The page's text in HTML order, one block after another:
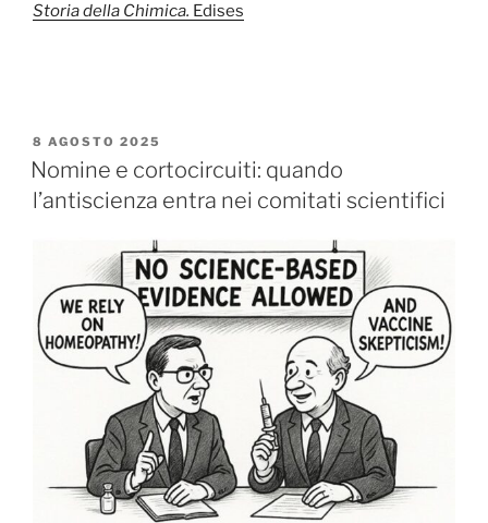
Storia della Chimica. Edises
PUBBLICATO
IL
8 AGOSTO 2025
Nomine e cortocircuiti: quando
l’antiscienza entra nei comitati scientifici